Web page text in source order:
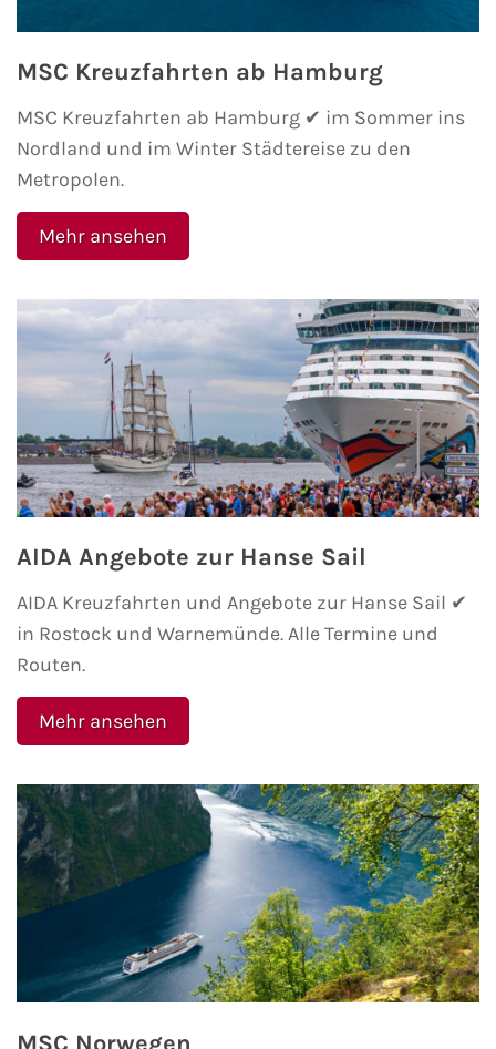
Kreuzfahrt-Bücher
Kreuzfahrt gewinnen
Reiseversicherungen
Flug buchen
Kreuzfahrt-Themen
Kreuzfahrt buchen
MSC Kreuzfahrten ab Hamburg
MSC Kreuzfahrten ab Hamburg ✔ im Sommer ins
Nordland und im Winter Städtereise zu den
Metropolen.
Mehr ansehen
AIDA Angebote zur Hanse Sail
AIDA Kreuzfahrten und Angebote zur Hanse Sail ✔
in Rostock und Warnemünde. Alle Termine und
Routen.
Mehr ansehen
MSC Norwegen